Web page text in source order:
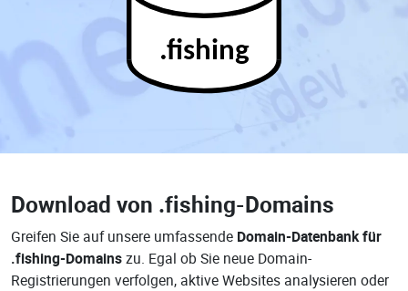
.fishing
Download von .fishing-Domains
Greifen Sie auf unsere umfassende Domain-Datenbank für
.fishing-Domainszu. Egal ob Sie neue Domain-
Registrierungen verfolgen, aktive Websites analysieren oder